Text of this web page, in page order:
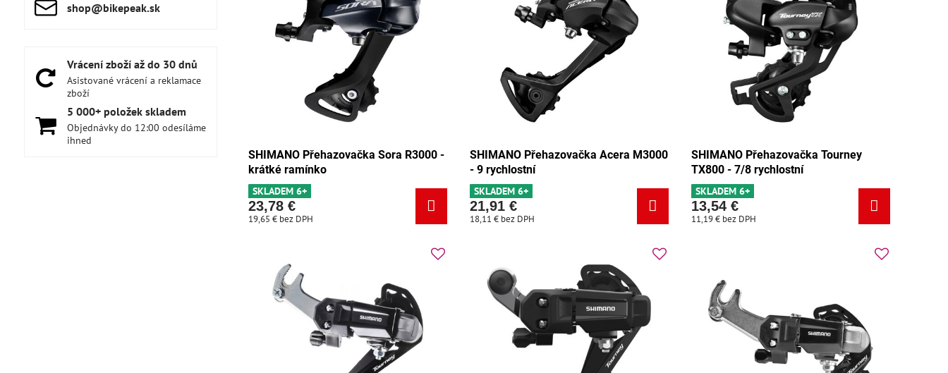
SHIMANO Přehazovačka Sora R3000 -
krátké ramínko
SKLADEM 6+
23,78 €
19,65 € bez DPH
SHIMANO Přehazovačka Acera M3000
- 9 rychlostní
SKLADEM 6+
21,91 €
18,11 € bez DPH
SHIMANO Přehazovačka Tourney
TX800 - 7/8 rychlostní
SKLADEM 6+
13,54 €
11,19 € bez DPH
shop​@bikepeak​.sk
Vrácení zboží až do 30 dnů
Asistované vrácení a reklamace
zboží
5 000+ položek skladem
Objednávky do 12:00 odesíláme
ihned